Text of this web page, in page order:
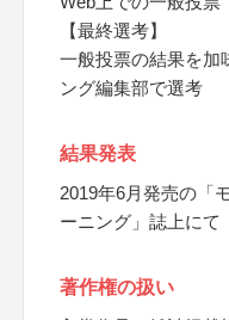
【最終選考】
一般投票の結果を加
ング編集部で選考
結果発表
2019年6月発売の「
ーニング」誌上にて
著作権の扱い